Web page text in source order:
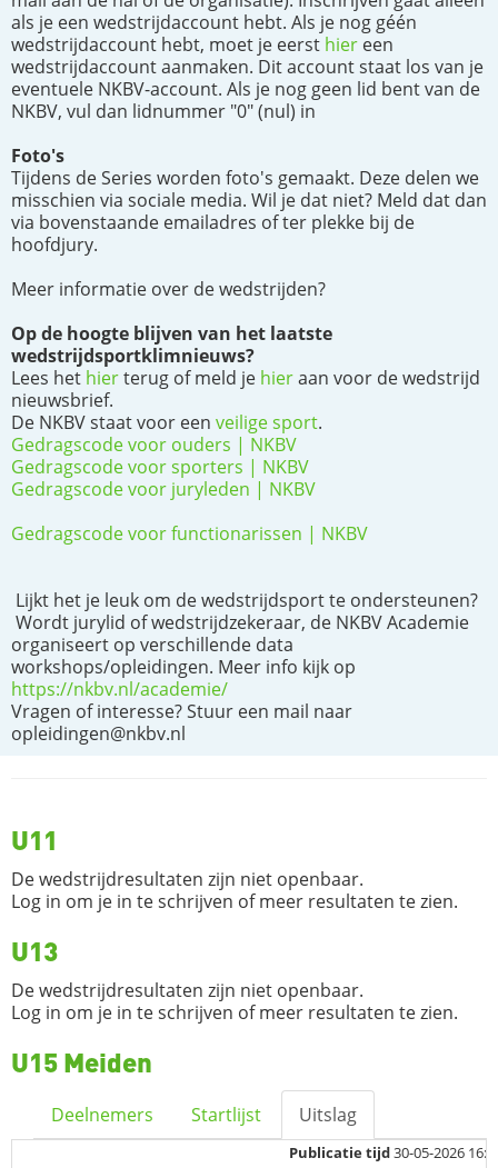
als je een wedstrijdaccount hebt. Als je nog géén
wedstrijdaccount hebt, moet je eerst hier een
wedstrijdaccount aanmaken. Dit account staat los van je
eventuele NKBV-account. Als je nog geen lid bent van de
NKBV, vul dan lidnummer "0" (nul) in
Foto's
Tijdens de Series worden foto's gemaakt. Deze delen we
misschien via sociale media. Wil je dat niet? Meld dat dan
via bovenstaande emailadres of ter plekke bij de
hoofdjury.
Meer informatie over de wedstrijden?
Op de hoogte blijven van het laatste
wedstrijdsportklimnieuws?
Lees het hierterug of meld je hieraan voor de wedstrijd
nieuwsbrief.
De NKBV staat voor een veilige sport.
Gedragscode voor ouders | NKBV
Gedragscode voor sporters | NKBV
Gedragscode voor juryleden | NKBV
Gedragscode voor functionarissen | NKBV
Lijkt het je leuk om de wedstrijdsport te ondersteunen?
Wordt jurylid of wedstrijdzekeraar, de NKBV Academie
organiseert op verschillende data
workshops/opleidingen. Meer info kijk op
https://nkbv.nl/academie/
Vragen of interesse? Stuur een mail naar
opleidingen@nkbv.nl
U11
De wedstrijdresultaten zijn niet openbaar.
Log in om je in te schrijven of meer resultaten te zien.
U13
De wedstrijdresultaten zijn niet openbaar.
Log in om je in te schrijven of meer resultaten te zien.
U15 Meiden
Deelnemers Startlijst Uitslag
Publicatie tijd30-05-2026